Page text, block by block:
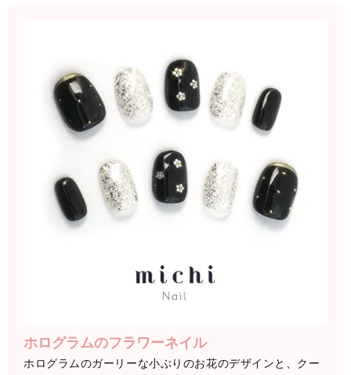
ホログラムのフラワーネイル
ホログラムのガーリーな小ぶりのお花のデザインと、クー